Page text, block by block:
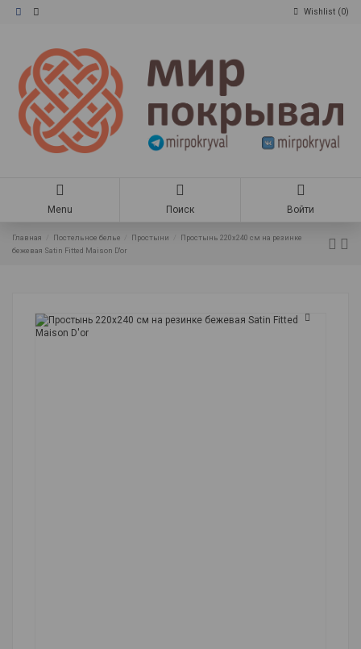
Wishlist (0)
Menu Поиск Войти
Главная Постельное белье Простыни
Простынь 220x240 см на резинке
бежевая Satin Fitted Maison D'or